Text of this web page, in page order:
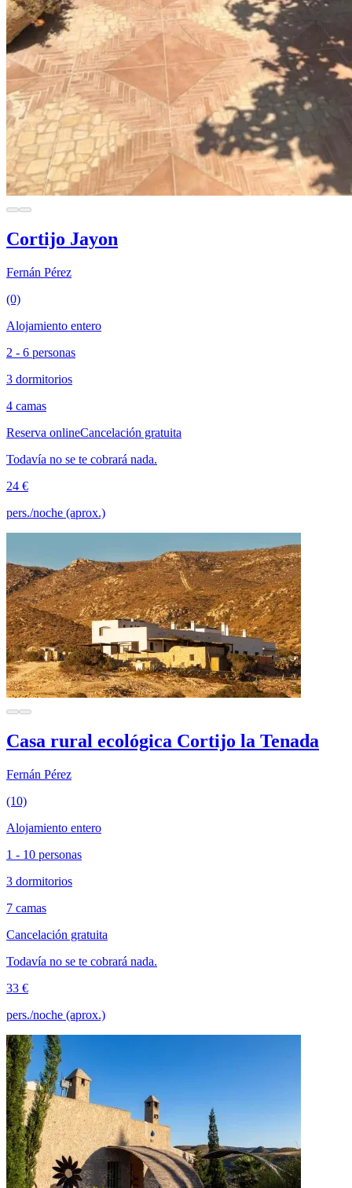
Cortijo Jayon
Fernán Pérez
(0)
Alojamiento entero
2 - 6 personas
3 dormitorios
4 camas
Reserva onlineCancelación gratuita
Todavía no se te cobrará nada.
24 €
pers./noche (aprox.)
Casa rural ecológica Cortijo la Tenada
Fernán Pérez
(10)
Alojamiento entero
1 - 10 personas
3 dormitorios
7 camas
Cancelación gratuita
Todavía no se te cobrará nada.
33 €
pers./noche (aprox.)